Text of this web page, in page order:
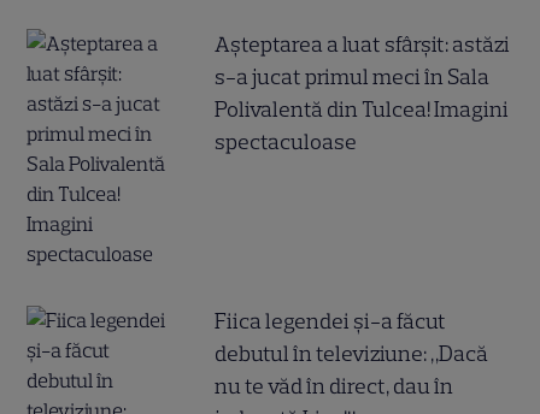
Așteptarea a luat sfârșit: astăzi
s-a jucat primul meci în Sala
Polivalentă din Tulcea! Imagini
spectaculoase
Fiica legendei și-a făcut
debutul în televiziune: „Dacă
nu te văd în direct, dau în